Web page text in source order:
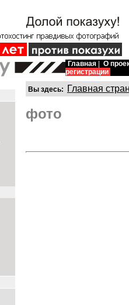
Главная
О
регистрации
Вы здесь: Главная
фото